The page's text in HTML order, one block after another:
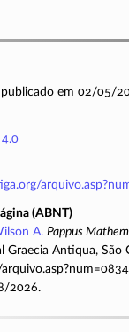
publicado em 02/05/
(ABNT)
A. Pappus
Graecia Antiqua, São
2026.